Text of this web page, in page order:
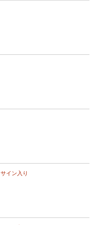
サイン入り